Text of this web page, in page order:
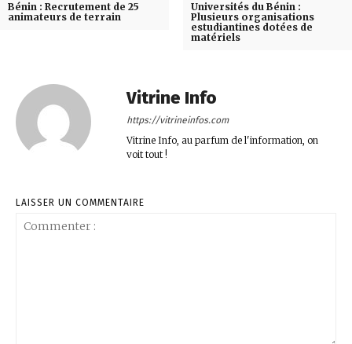
Bénin : Recrutement de 25
animateurs de terrain
Universités du Bénin :
Plusieurs organisations
estudiantines dotées de
matériels
Vitrine Info
https://vitrineinfos.com
Vitrine Info, au parfum de l'information, on
voit tout !
LAISSER UN COMMENTAIRE